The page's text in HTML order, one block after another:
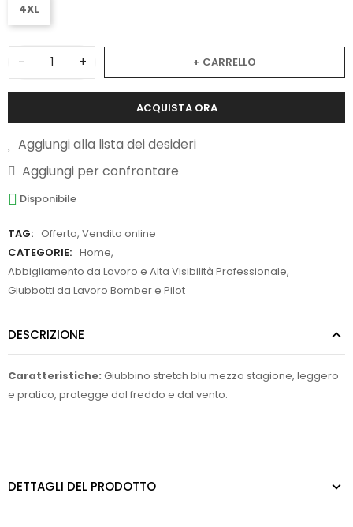
4XL
− + + CARRELLO
ACQUISTA ORA
Aggiungi alla lista dei desideri
Aggiungi per confrontare
Disponibile
TAG: Offerta, Vendita online
CATEGORIE: Home,
Abbigliamento da Lavoro e Alta Visibilità Professionale,
Giubbotti da Lavoro Bomber e Pilot
DESCRIZIONE
Caratteristiche: Giubbino stretch blu mezza stagione, leggero
e pratico, protegge dal freddo e dal vento.
DETTAGLI DEL PRODOTTO